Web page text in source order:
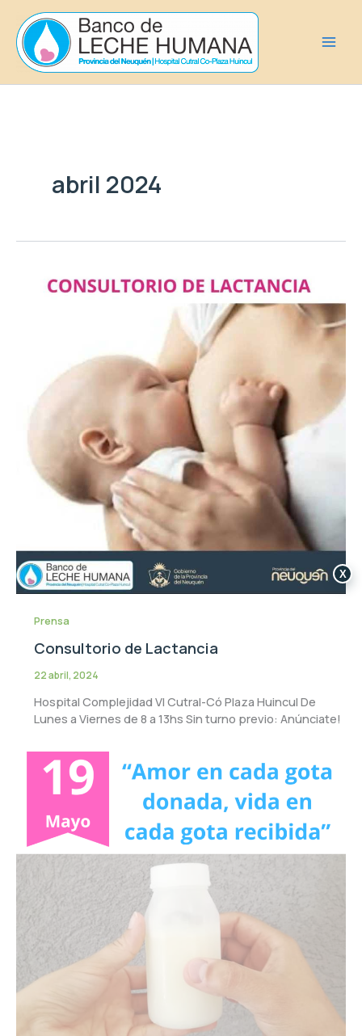
contenido
abril 2024
Prensa
Consultorio de Lactancia
22 abril, 2024
Hospital Complejidad VI Cutral-Có Plaza Huincul De
Lunes a Viernes de 8 a 13hs Sin turno previo: Anúnciate!
X